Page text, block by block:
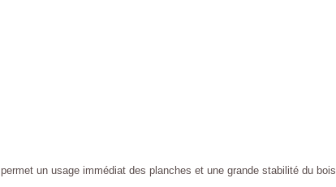
un usage immédiat des planches et une grande stabilité du bois